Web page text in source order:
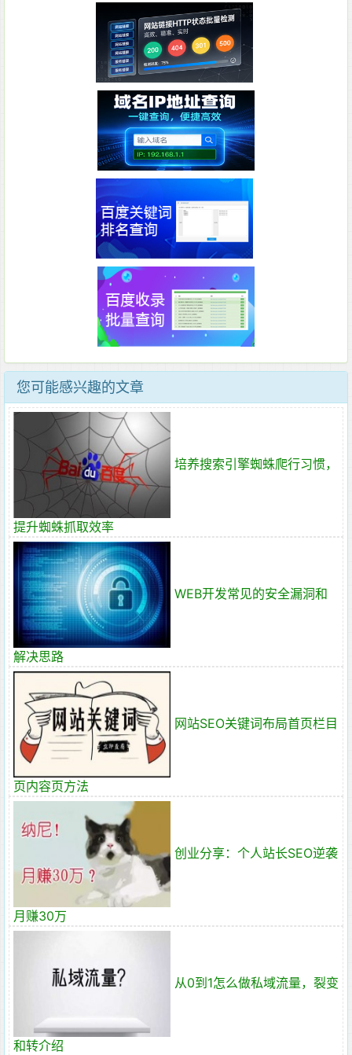
您可能感兴趣的文章
培养搜索引擎蜘蛛爬行习惯，
提升蜘蛛抓取效率
WEB开发常见的安全漏洞和
解决思路
网站SEO关键词布局首页栏目
页内容页方法
创业分享：个人站长SEO逆袭
月赚30万
从0到1怎么做私域流量，裂变
和转介绍